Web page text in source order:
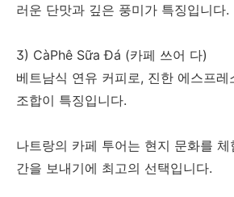
러운 단맛과 깊은 풍미가 특징입니다.
3) CàPhê Sữa Đá (카페 쓰어 다)
베트남식 연유 커피로, 진한 에스프레
조합이 특징입니다.
나트랑의 카페 투어는 현지 문화를
간을 보내기에 최고의 선택입니다.